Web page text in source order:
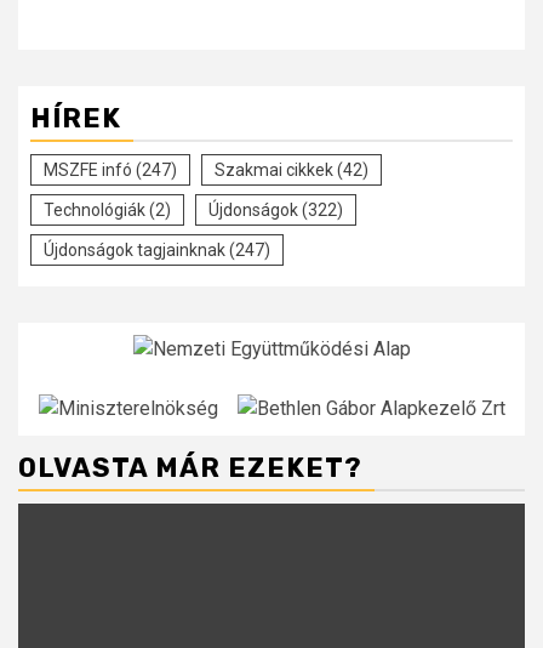
HÍREK
MSZFE infó (247) Szakmai cikkek(42)
Technológiák(2) Újdonságok(322)
Újdonságok tagjainknak(247)
OLVASTA MÁR EZEKET?